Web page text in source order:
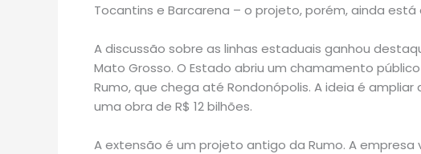
Tocantins e Barcarena – o projeto, porém, ainda está
A discussão sobre as linhas estaduais ganhou
Mato Grosso. O Estado abriu um chamamento
Rumo, que chega até Rondonópolis. A ideia é
uma obra de R$ 12 bilhões.
A extensão é um projeto antigo da Rumo. A